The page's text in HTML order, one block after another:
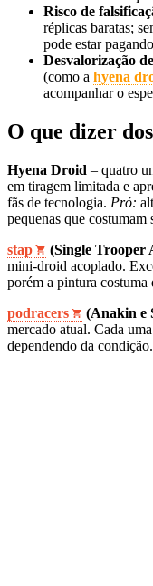
Risco de
réplicas baratas;
pode estar
Desvalorização
(como a hyena
acompanhar o
O que dizer
Hyena Droid – quatro
em tiragem limitada e
fãs de tecnologia. Pró:
pequenas que costumam
stap
(Single Trooper
mini-droid acoplado.
porém a pintura costuma
podracers
(Anakin e
mercado atual. Cada
dependendo da condição.